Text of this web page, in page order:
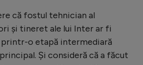
că fostul tehnician al
și tineret ale lui Inter ar fi
o etapă intermediară
Și consideră că a făcut